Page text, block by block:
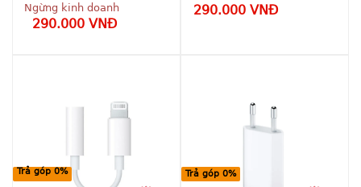
Ngừng kinh doanh
290.000 VNĐ
0% - 0
đồng
290.000 VNĐ
hãng 06
Hỗ trợ
Trả góp 0% Trả góp 0%